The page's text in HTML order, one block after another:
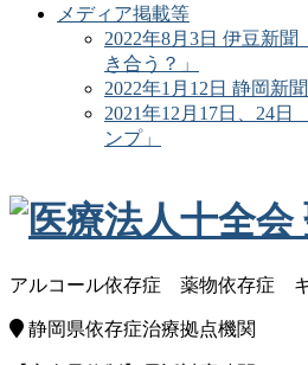
メディア掲載等
2022年8月3日 伊豆新
き合う？」
2022年1月12日 静岡新
2021年12月17日、24
ンプ」
アルコール依存症 薬物依存症
静岡県依存症治療拠点機関